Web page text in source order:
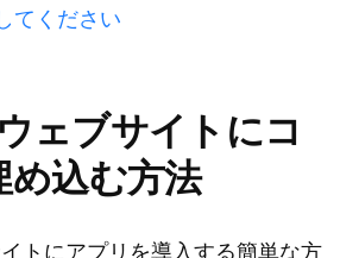
てください
ェブサイトにコ
め込む方法
トにアプリを導入する簡単な方